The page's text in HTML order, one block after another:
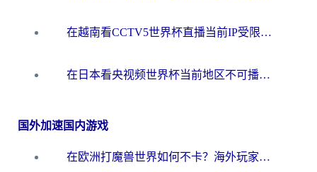
在越南看CCTV5世界杯直播当前IP受限制？海外党体育观赛终极指南来了
在日本看央视频世界杯当前地区不可播放？海外党体育观赛终极指南
国外加速国内游戏
在欧洲打魔兽世界如何不卡？海外玩家的国服游戏加速终极攻略